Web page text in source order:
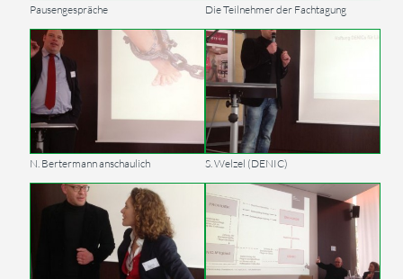
Pausengespräche Die Teilnehmer der Fachtagung
N. Bertermann anschaulich S. Welzel (DENIC)